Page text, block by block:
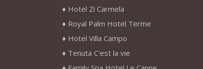
Hotel Zì Carmela
Royal Palm Hotel Terme
Hotel Villa Campo
Tenuta C'est la vie